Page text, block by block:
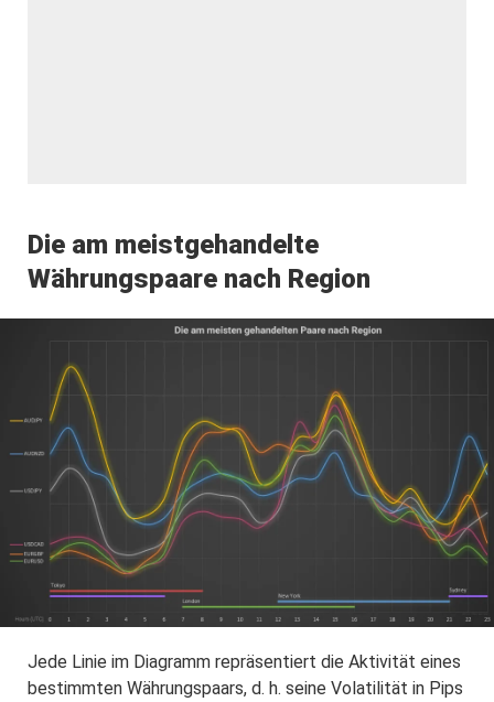
Die am meistgehandelte
Währungspaare nach Region
Jede Linie im Diagramm repräsentiert die Aktivität eines
bestimmten Währungspaars, d. h. seine Volatilität in Pips